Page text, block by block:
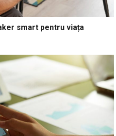
smart pentru viața